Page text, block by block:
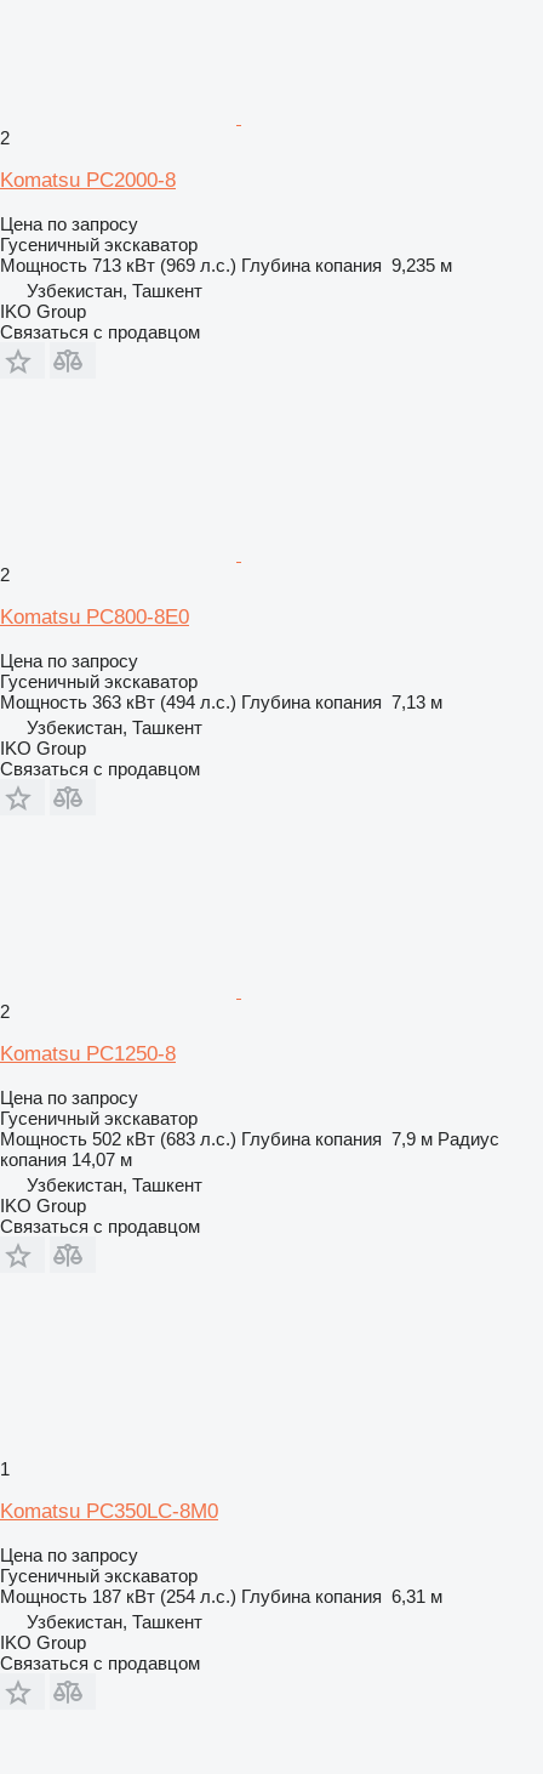
2
Komatsu PC2000-8
Цена по запросу
Гусеничный экскаватор
Мощность 713 кВт (969 л.с.) Глубина копания 9,235 м
Узбекистан, Ташкент
IKO Group
Связаться с продавцом
2
Komatsu PC800-8E0
Цена по запросу
Гусеничный экскаватор
Мощность 363 кВт (494 л.с.) Глубина копания 7,13 м
Узбекистан, Ташкент
IKO Group
Связаться с продавцом
2
Komatsu PC1250-8
Цена по запросу
Гусеничный экскаватор
Мощность 502 кВт (683 л.с.) Глубина копания 7,9 м Радиус
копания 14,07 м
Узбекистан, Ташкент
IKO Group
Связаться с продавцом
1
Komatsu PC350LC-8M0
Цена по запросу
Гусеничный экскаватор
Мощность 187 кВт (254 л.с.) Глубина копания 6,31 м
Узбекистан, Ташкент
IKO Group
Связаться с продавцом